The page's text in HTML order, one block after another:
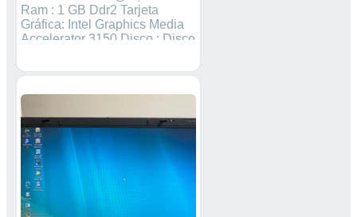
Ram : 1 GB Ddr2 Tarjeta
Gráfica: Intel Graphics Media
Accelerator 3150 Disco : Disco
conexión pantalla VGA, lector
Internet, tiene tarjeta Wi-Fi. *
Se entrega con cargador y un
maletín ( Foto Última)